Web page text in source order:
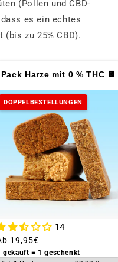
(Pollen und CBD-
es ein echtes
zu 25% CBD).
Pack Harze mit 0 % THC 🍫
DOPPELBESTELLUNGEN
14
19,95€
gekauft = 1 geschenkt